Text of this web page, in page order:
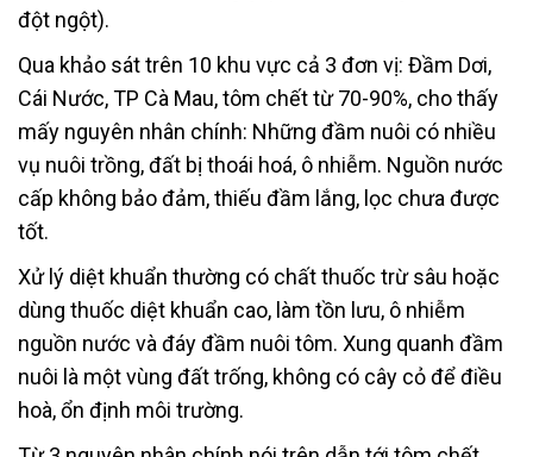
đột ngột).
Qua khảo sát trên 10 khu vực cả 3 đơn vị: Đầm Dơi,
Cái Nước, TP Cà Mau, tôm chết từ 70-90%, cho thấy
mấy nguyên nhân chính: Những đầm nuôi có nhiều
vụ nuôi trồng, đất bị thoái hoá, ô nhiễm. Nguồn nước
cấp không bảo đảm, thiếu đầm lắng, lọc chưa được
tốt.
Xử lý diệt khuẩn thường có chất thuốc trừ sâu hoặc
dùng thuốc diệt khuẩn cao, làm tồn lưu, ô nhiễm
nguồn nước và đáy đầm nuôi tôm. Xung quanh đầm
nuôi là một vùng đất trống, không có cây cỏ để điều
hoà, ổn định môi trường.